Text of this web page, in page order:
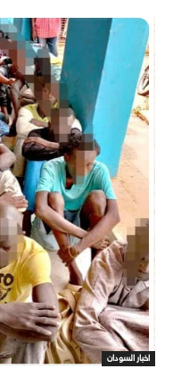
اخبار السودان